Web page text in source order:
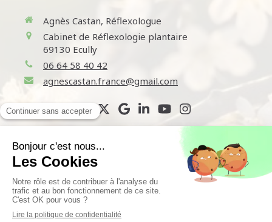
Agnès Castan, Réflexologue
Cabinet de Réflexologie plantaire
69130 Ecully
06 64 58 40 42
agnescastan.france@gmail.com